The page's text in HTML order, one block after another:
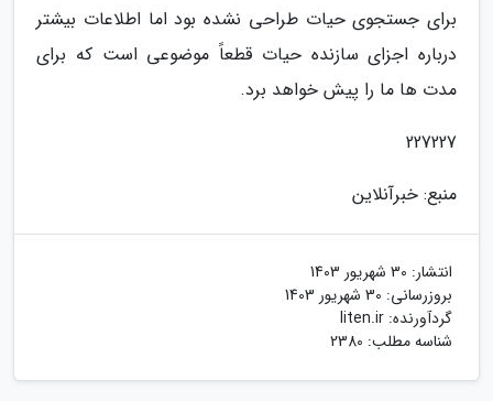
برای جستجوی حیات طراحی نشده بود اما اطلاعات بیشتر
درباره اجزای سازنده حیات قطعاً موضوعی است که برای
مدت ها ما را پیش خواهد برد.
227227
منبع: خبرآنلاین
انتشار: 30 شهریور 1403
بروزرسانی: 30 شهریور 1403
گردآورنده: liten.ir
شناسه مطلب: 2380